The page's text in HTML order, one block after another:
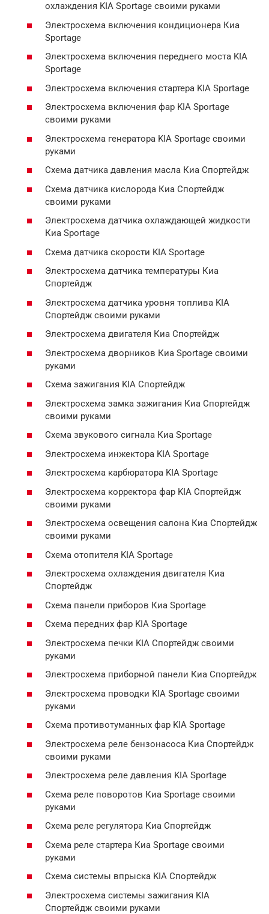
охлаждения KIA Sportage своими руками
Электросхема включения кондиционера Киа
Sportage
Электросхема включения переднего моста KIA
Sportage
Электросхема включения стартера KIA Sportage
Электросхема включения фар KIA Sportage
своими руками
Электросхема генератора KIA Sportage своими
руками
Схема датчика давления масла Киа Спортейдж
Схема датчика кислорода Киа Спортейдж
своими руками
Электросхема датчика охлаждающей жидкости
Киа Sportage
Схема датчика скорости KIA Sportage
Электросхема датчика температуры Киа
Спортейдж
Электросхема датчика уровня топлива KIA
Спортейдж своими руками
Электросхема двигателя Киа Спортейдж
Электросхема дворников Киа Sportage своими
руками
Схема зажигания KIA Спортейдж
Электросхема замка зажигания Киа Спортейдж
своими руками
Схема звукового сигнала Киа Sportage
Электросхема инжектора KIA Sportage
Электросхема карбюратора KIA Sportage
Электросхема корректора фар KIA Спортейдж
своими руками
Электросхема освещения салона Киа Спортейдж
своими руками
Схема отопителя KIA Sportage
Электросхема охлаждения двигателя Киа
Спортейдж
Схема панели приборов Киа Sportage
Схема передних фар KIA Sportage
Электросхема печки KIA Спортейдж своими
руками
Электросхема приборной панели Киа Спортейдж
Электросхема проводки KIA Sportage своими
руками
Схема противотуманных фар KIA Sportage
Электросхема реле бензонасоса Киа Спортейдж
своими руками
Электросхема реле давления KIA Sportage
Схема реле поворотов Киа Sportage своими
руками
Схема реле регулятора Киа Спортейдж
Схема реле стартера Киа Sportage своими
руками
Схема системы впрыска KIA Спортейдж
Электросхема системы зажигания KIA
Спортейдж своими руками